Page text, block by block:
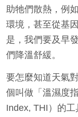
助牠們散熱，例
環境，甚至從基
是，我們要及早
們降溫舒緩。
要怎麼知道天氣
個叫做「溫濕度
Index, THI）的